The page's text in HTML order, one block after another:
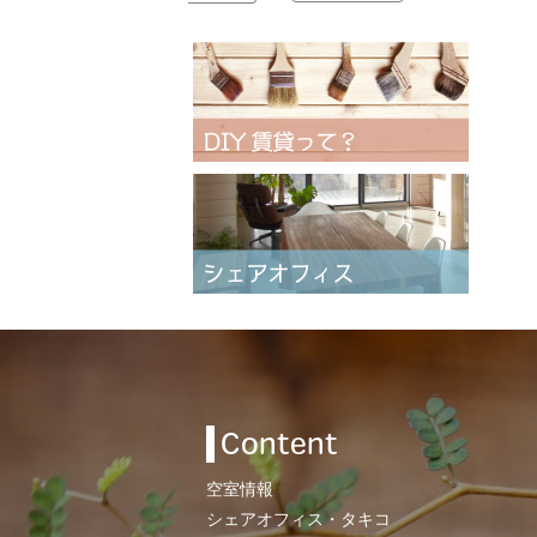
Content
空室情報
シェアオフィス・タキコ